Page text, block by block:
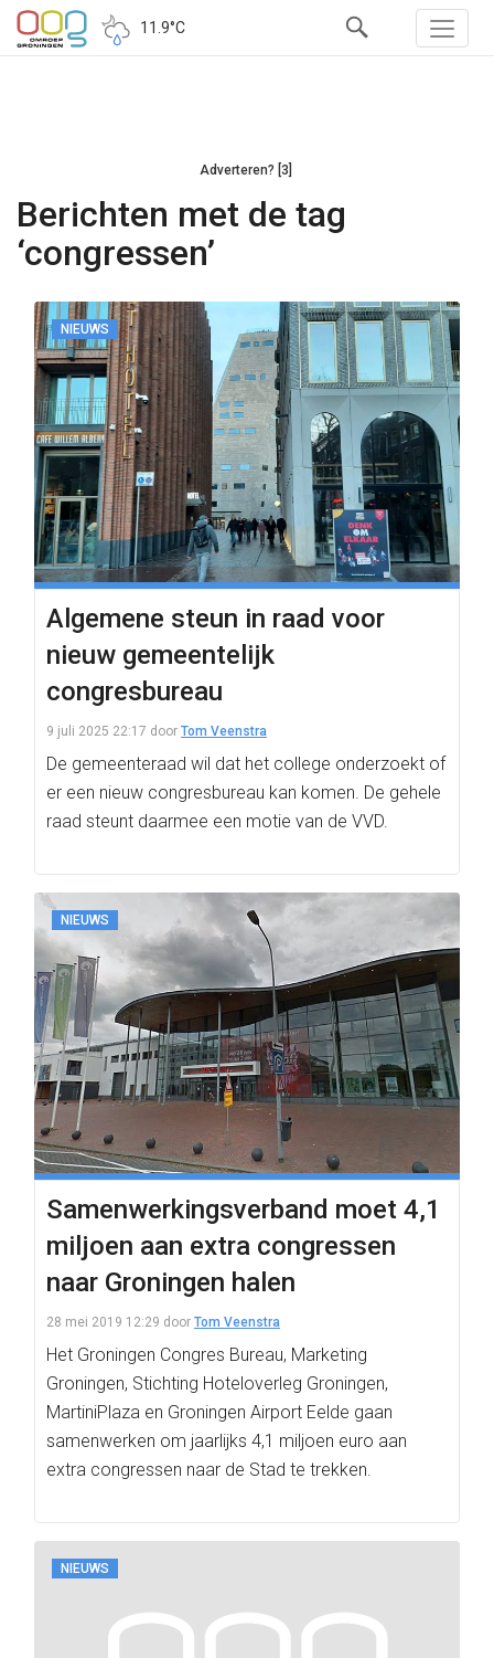
11.9°C
Adverteren? [3]
Berichten met de tag
‘congressen’
NIEUWS
Algemene steun in raad voor
nieuw gemeentelijk
congresbureau
9 juli 2025 22:17 door Tom Veenstra
De gemeenteraad wil dat het college onderzoekt of
er een nieuw congresbureau kan komen. De gehele
raad steunt daarmee een motie van de VVD.
NIEUWS
Samenwerkingsverband moet 4,1
miljoen aan extra congressen
naar Groningen halen
28 mei 2019 12:29 door Tom Veenstra
Het Groningen Congres Bureau, Marketing
Groningen, Stichting Hoteloverleg Groningen,
MartiniPlaza en Groningen Airport Eelde gaan
samenwerken om jaarlijks 4,1 miljoen euro aan
extra congressen naar de Stad te trekken.
NIEUWS